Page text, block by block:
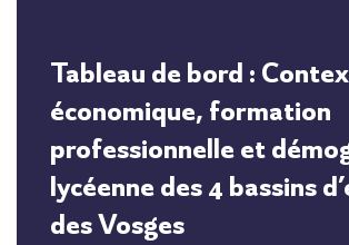
Tableau de bord :
économique, formation
professionnelle et
lycéenne des 4 bassins
des Vosges